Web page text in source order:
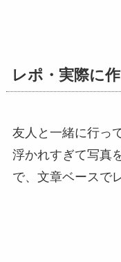
レポ・実際に
友人と一緒に行っ
浮かれすぎて写真
で、文章ベースで